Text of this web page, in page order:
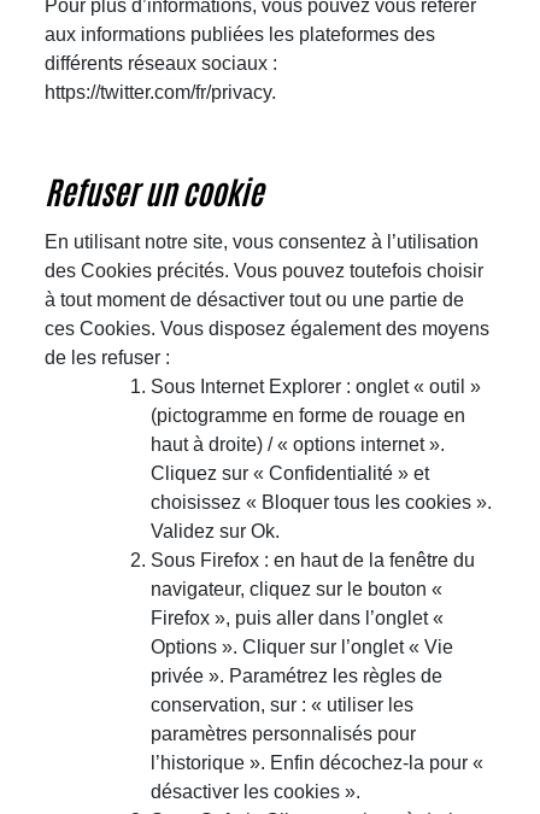
Pour plus d’informations, vous pouvez vous référer
aux informations publiées les plateformes des
différents réseaux sociaux :
https://twitter.com/fr/privacy.
Refuser un cookie
En utilisant notre site, vous consentez à l’utilisation
des Cookies précités. Vous pouvez toutefois choisir
à tout moment de désactiver tout ou une partie de
ces Cookies. Vous disposez également des moyens
de les refuser :
Sous Internet Explorer : onglet « outil »
(pictogramme en forme de rouage en
haut à droite) / « options internet ».
Cliquez sur « Confidentialité » et
choisissez « Bloquer tous les cookies ».
Validez sur Ok.
Sous Firefox : en haut de la fenêtre du
navigateur, cliquez sur le bouton «
Firefox », puis aller dans l’onglet «
Options ». Cliquer sur l’onglet « Vie
privée ». Paramétrez les règles de
conservation, sur : « utiliser les
paramètres personnalisés pour
l’historique ». Enfin décochez-la pour «
désactiver les cookies ».